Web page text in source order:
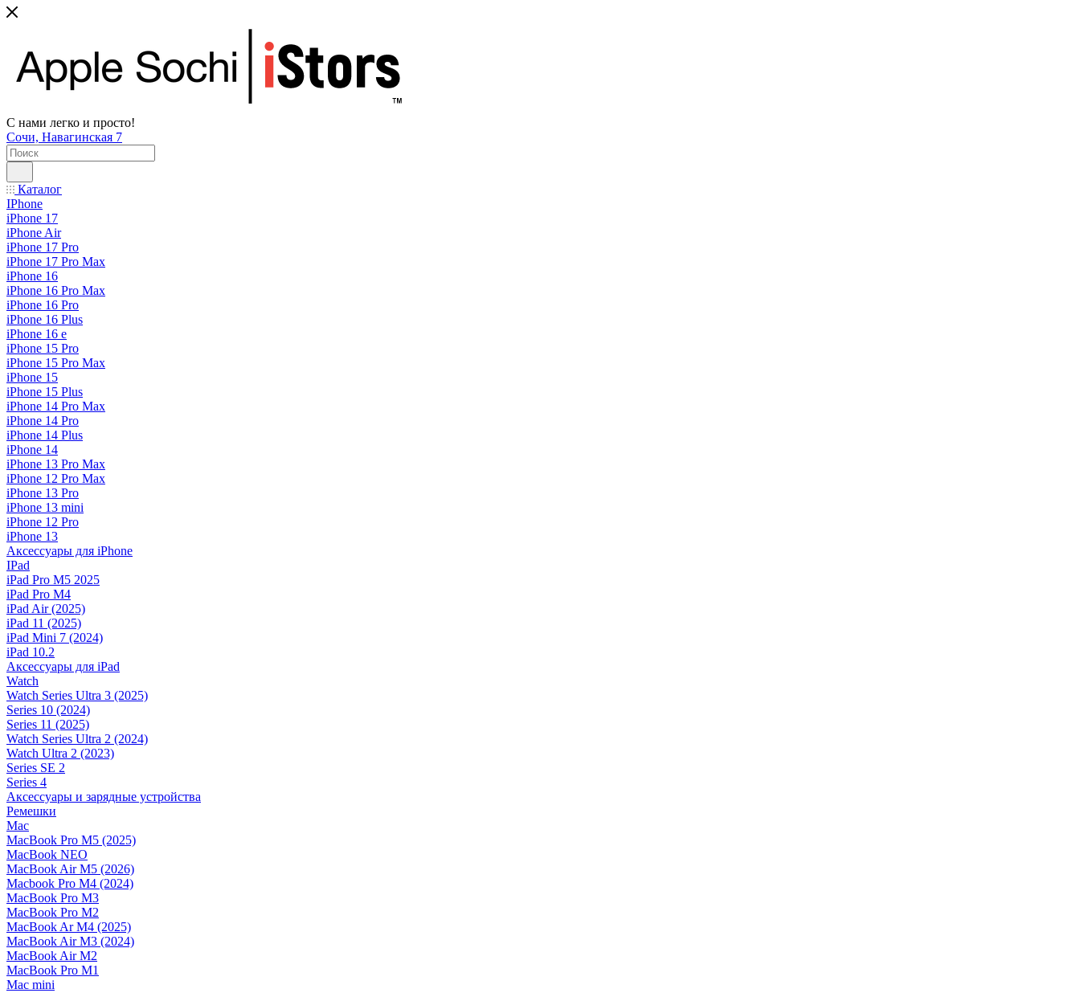
С нами легко и просто!
Сочи, Навагинская 7
Каталог
IPhone
iPhone 17
iPhone Air
iPhone 17 Pro
iPhone 17 Pro Max
iPhone 16
iPhone 16 Pro Max
iPhone 16 Pro
iPhone 16 Plus
iPhone 16 e
iPhone 15 Pro
iPhone 15 Pro Max
iPhone 15
iPhone 15 Plus
iPhone 14 Pro Max
iPhone 14 Pro
iPhone 14 Plus
iPhone 14
iPhone 13 Pro Max
iPhone 12 Pro Max
iPhone 13 Pro
iPhone 13 mini
iPhone 12 Pro
iPhone 13
Аксессуары для iPhone
IPad
iPad Pro M5 2025
iPad Pro M4
iPad Air (2025)
iPad 11 (2025)
iPad Mini 7 (2024)
iPad 10.2
Аксессуары для iPad
Watch
Watch Series Ultra 3 (2025)
Series 10 (2024)
Series 11 (2025)
Watch Series Ultra 2 (2024)
Watch Ultra 2 (2023)
Series SE 2
Series 4
Аксессуары и зарядные устройства
Ремешки
Mac
MacBook Pro M5 (2025)
MacBook NEO
MacBook Air M5 (2026)
Macbook Pro M4 (2024)
MacBook Pro M3
MacBook Pro M2
MacBook Ar M4 (2025)
MacBook Air M3 (2024)
MacBook Air M2
MacBook Pro M1
Mac mini